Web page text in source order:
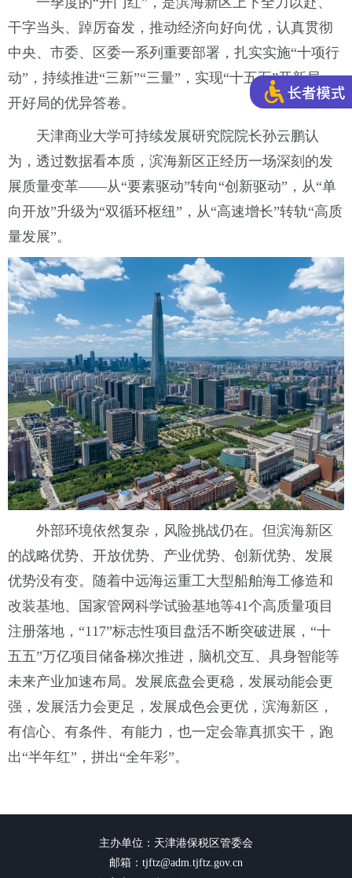
干字当头、踔厉奋发，推动经济向好向优，认真贯彻
中央、市委、区委一系列重要部署，扎实实施“十项行
动”，持续推进“三新”“三量”，实现“十五五”开新局、
开好局的优异答卷。
天津商业大学可持续发展研究院院长孙云鹏认
为，透过数据看本质，滨海新区正经历一场深刻的发
展质量变革——从“要素驱动”转向“创新驱动”，从“单
向开放”升级为“双循环枢纽”，从“高速增长”转轨“高质
量发展”。
外部环境依然复杂，风险挑战仍在。但滨海新区
的战略优势、开放优势、产业优势、创新优势、发展
优势没有变。随着中远海运重工大型船舶海工修造和
改装基地、国家管网科学试验基地等41个高质量项目
注册落地，“117”标志性项目盘活不断突破进展，“十
五五”万亿项目储备梯次推进，脑机交互、具身智能等
未来产业加速布局。发展底盘会更稳，发展动能会更
强，发展活力会更足，发展成色会更优，滨海新区，
有信心、有条件、有能力，也一定会靠真抓实干，跑
出“半年红”，拼出“全年彩”。
主办单位：天津港保税区管委会
邮箱：tjftz@adm.tjftz.gov.cn